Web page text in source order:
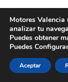
Motores
analizar tu
Puedes obtener
Puedes
Aceptar